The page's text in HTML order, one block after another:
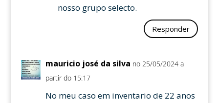
nosso grupo selecto.
Responder
mauricio josé da silva no 25/05/2024 a
partir do 15:17
No meu caso em inventario de 22 anos